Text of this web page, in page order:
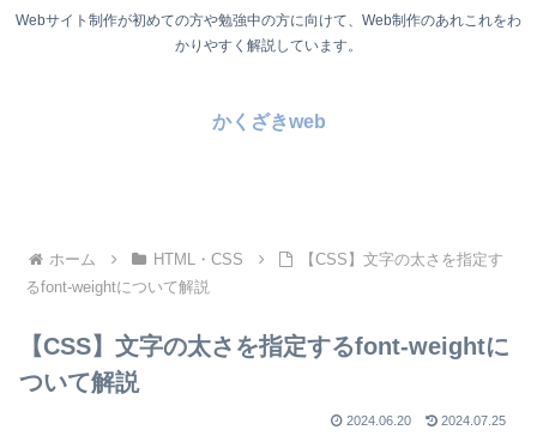
Webサイト制作が初めての方や勉強中の方に向けて、Web制作のあれこれをわ
かりやすく解説しています。
かくざきweb
ホーム HTML・CSS
【CSS】文字の太さを指定す
るfont-weightについて解説
【CSS】文字の太さを指定するfont-weightに
ついて解説
2024.06.20 2024.07.25